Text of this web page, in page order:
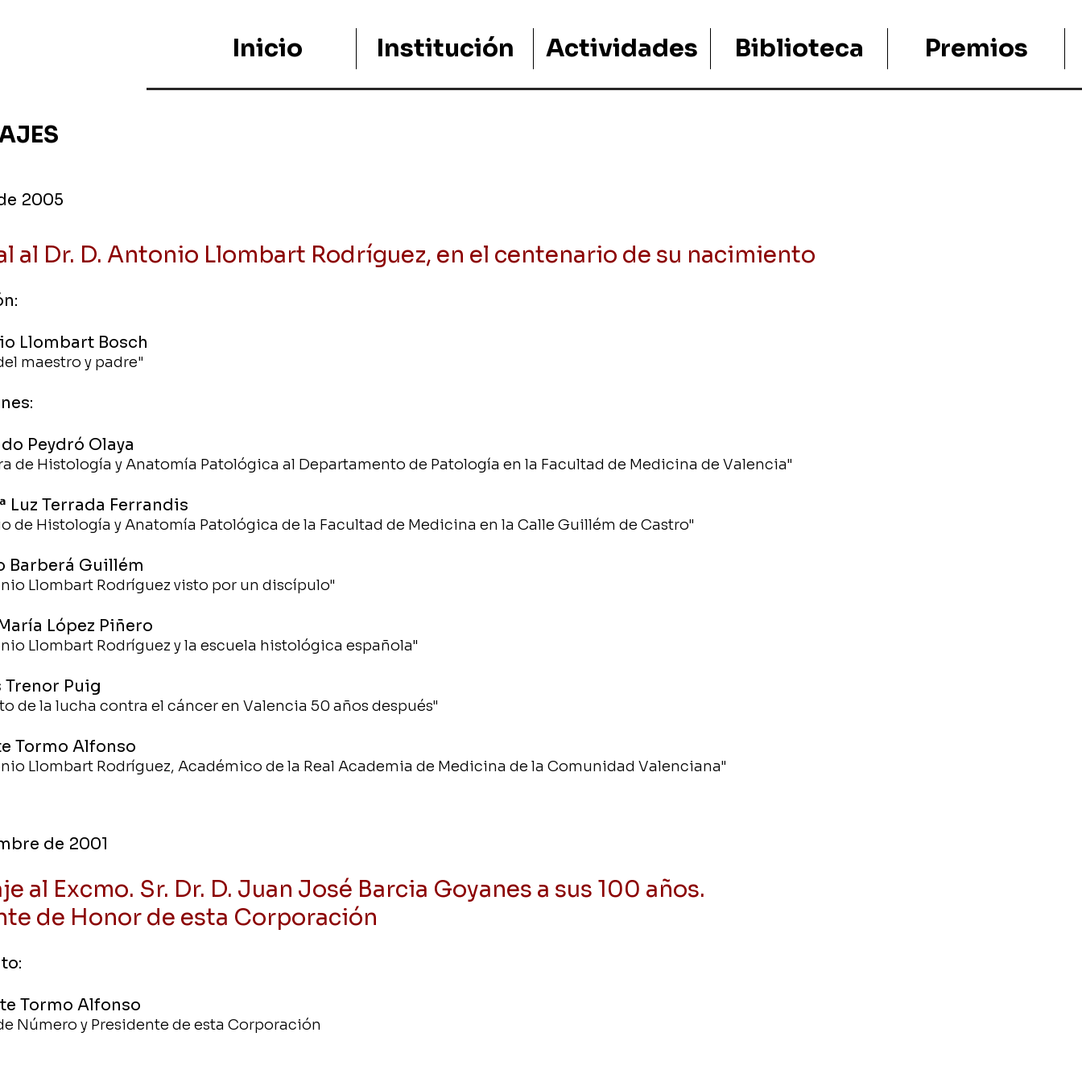
Inicio Institución Actividades Biblioteca Premios
2005
al Dr. D. Antonio Llombart Rodríguez, en el centenario de su nacimiento
Llombart Bosch
maestro y padre"
Peydró Olaya
de Histología y Anatomía Patológica al Departamento de Patología en la Facultad de Medicina de Valencia"
Luz Terrada Ferrandis
de Histología y Anatomía Patológica de la Facultad de Medicina en la Calle Guillém de Castro"
Barberá Guillém
Llombart Rodríguez visto por un discípulo"
López Piñero
Llombart Rodríguez y la escuela histológica española"
Trenor Puig
de la lucha contra el cáncer en Valencia 50 años después"
Tormo Alfonso
Llombart Rodríguez, Académico de la Real Academia de Medicina de la Comunidad Valenciana"
de 2001
al Excmo. Sr. Dr. D. Juan José Barcia Goyanes a sus 100 años.
de Honor de esta Corporación
Tormo Alfonso
Número y Presidente de esta Corporación